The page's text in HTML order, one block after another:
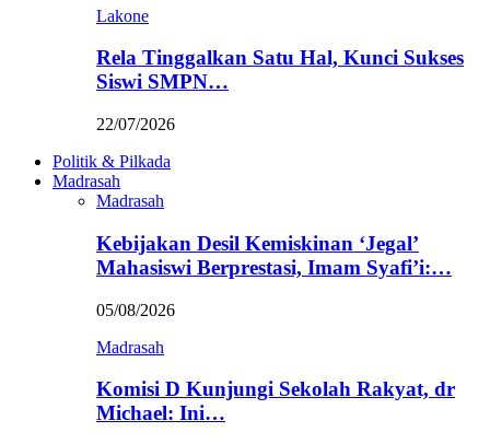
Lakone
Rela Tinggalkan Satu Hal, Kunci Sukses
Siswi SMPN…
22/07/2026
Politik & Pilkada
Madrasah
Madrasah
Kebijakan Desil Kemiskinan ‘Jegal’
Mahasiswi Berprestasi, Imam Syafi’i:…
05/08/2026
Madrasah
Komisi D Kunjungi Sekolah Rakyat, dr
Michael: Ini…